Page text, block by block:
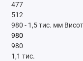
477
512
980 - 1,5 тис. мм
980
1,1 тис.